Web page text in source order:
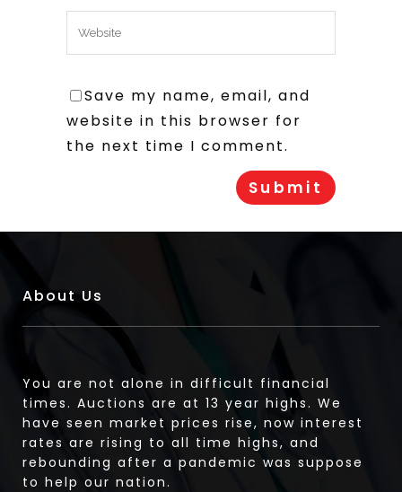
Save my name, email, and
website in this browser for
the next time I comment.
About Us
You are not alone in difficult financial
times. Auctions are at 13 year highs. We
have seen market prices rise, now interest
rates are rising to all time highs, and
rebounding after a pandemic was suppose
to help our nation.